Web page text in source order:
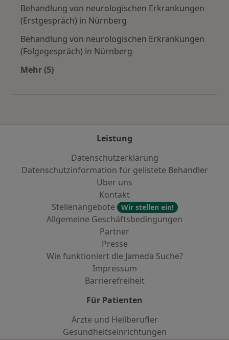
Behandlung von neurologischen Erkrankungen
(Erstgespräch) in Nürnberg
Behandlung von neurologischen Erkrankungen
(Folgegespräch) in Nürnberg
Mehr (5)
Leistung
Datenschutzerklärung
Datenschutzinformation für gelistete Behandler
Über uns
Kontakt
Stellenangebote
Wir stellen ein!
Allgemeine Geschäftsbedingungen
Partner
Presse
Wie funktioniert die Jameda Suche?
Impressum
Barrierefreiheit
Für Patienten
Ärzte und Heilberufler
Gesundheitseinrichtungen